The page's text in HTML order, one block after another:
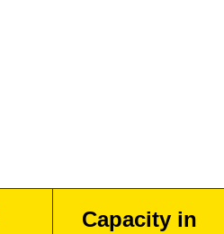
Capacity in